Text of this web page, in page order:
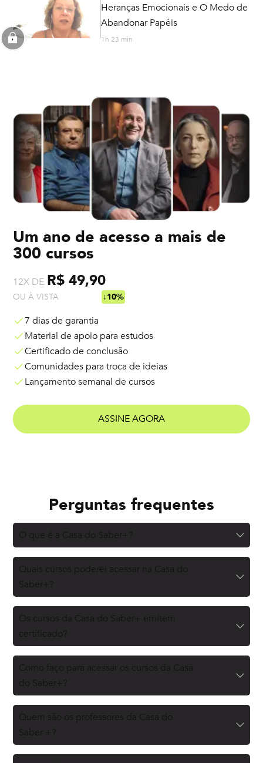
Heranças Emocionais e O Medo de
Abandonar Papéis
1h 23 min
Um ano de acesso a mais de
300 cursos
12X DE R$ 49,90
OU À VISTA ↓10%
7 dias de garantia
Material de apoio para estudos
Certificado de conclusão
Comunidades para troca de ideias
Lançamento semanal de cursos
ASSINE AGORA
Perguntas frequentes